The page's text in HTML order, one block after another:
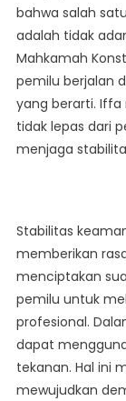
bahwa salah
adalah tidak
Mahkamah
pemilu berjalan
yang berarti. Iffa
tidak lepas dari
menjaga
Stabilitas
memberikan
menciptakan
pemilu untuk
profesional.
dapat
tekanan. Hal ini
mewujudkan